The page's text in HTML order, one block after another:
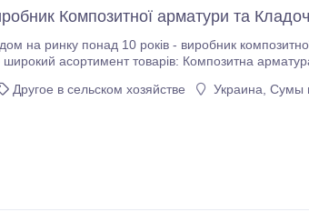
Композитної арматури та
- виробник композитної арматури та кладочної сітки формує дилерську мережу
асортимент товарів: Композитна арматура
Композитні каркаси Композитна арматура з
Другое в сельском хозяйстве Украина, Сумы